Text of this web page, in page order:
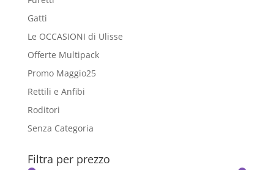
Gatti
Le OCCASIONI di Ulisse
Offerte Multipack
Promo Maggio25
Rettili e Anfibi
Roditori
Senza Categoria
Filtra per prezzo